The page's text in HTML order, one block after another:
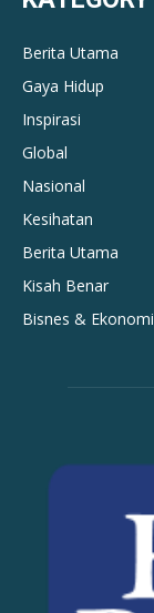
Berita Utama
Gaya Hidup
Inspirasi
Global
Nasional
Kesihatan
Berita Utama
Kisah Benar
Bisnes & Ekonomi